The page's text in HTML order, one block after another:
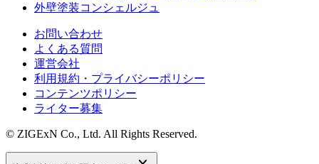
外壁塗装コンシェルジュ
お問い合わせ
よくある質問
運営会社
利用規約・プライバシーポリシー
コンテンツポリシー
ライター募集
© ZIGExN Co., Ltd. All Rights Reserved.